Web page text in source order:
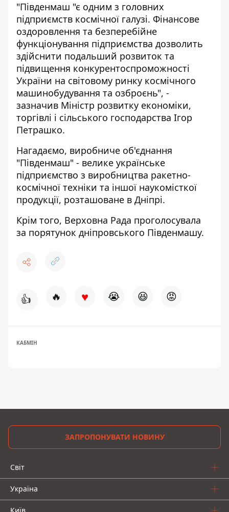
"Південмаш "є одним з головних
підприємств космічної галузі. Фінансове
оздоровлення та безперебійне
функціонування підприємства дозволить
здійснити подальший розвиток та
підвищення конкурентоспроможності
України на світовому ринку космічного
машинобудування та озброєнь", -
зазначив Міністр розвитку економіки,
торгівлі і сільського господарства Ігор
Петрашко.
Нагадаємо, виробниче об'єднання
"Південмаш" - велике українське
підприємство з виробництва ракетно-
космічної техніки та іншої наукомісткої
продукції, розташоване в Дніпрі.
Крім того, Верховна Рада проголосувала
за порятунок дніпровського Південмашу.
👍 🔥 ♥ 😭 😆 😡
КАБМІН
ЗАПРОПОНУВАТИ НОВИНУ
Світ
Україна